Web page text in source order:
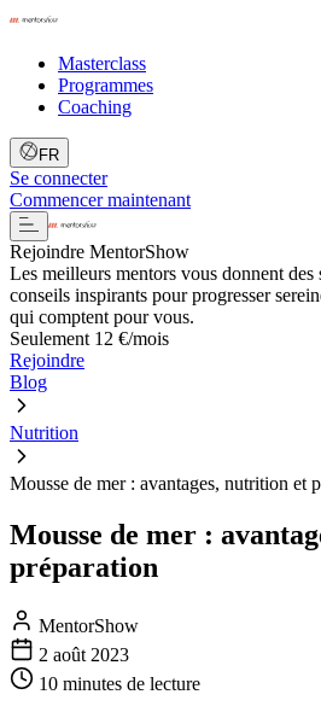
Masterclass
Programmes
Coaching
FR
Se connecter
Commencer maintenant
Rejoindre MentorShow
Les meilleurs mentors vous donnent des
conseils inspirants pour progresser
qui comptent pour vous.
Seulement 12 €/mois
Rejoindre
Blog
Nutrition
Mousse de mer : avantages, nutrition et
Mousse de mer :
préparation
MentorShow
2 août 2023
10 minutes de lecture